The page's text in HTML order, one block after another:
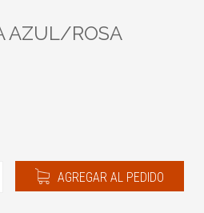
AZUL/ROSA
AGREGAR AL PEDIDO